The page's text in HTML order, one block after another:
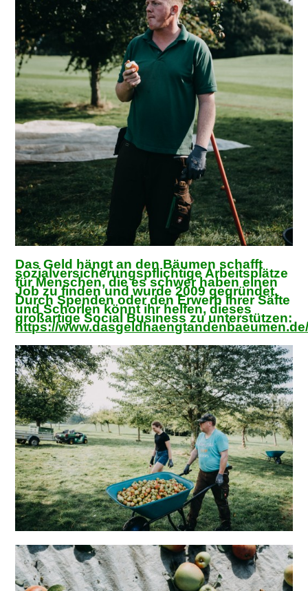
Das Geld hängt an den Bäumen schafft
sozialversicherungspflichtige Arbeitsplätze
für Menschen, die es schwer haben einen
Job zu finden und wurde 2009 gegründet.
Durch Spenden oder den Erwerb ihrer Säfte
und Schorlen könnt ihr helfen, dieses
großartige Social Business zu unterstützen:
https://